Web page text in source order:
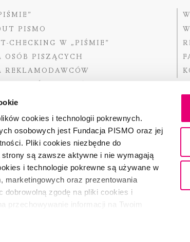
cookies i technologii pokrewnych.
osobowych jest Fundacja PISMO oraz jej
Pliki cookies niezbędne do
strony są zawsze aktywne i nie wymagają
i technologie pokrewne są używane w
marketingowych oraz prezentowania
dobrowolną zgodę na pliki cookies i
przechowywanie informacji na Twoim
pokrewne możesz w każdej chwili
PISMO
CHECKING W „PIŚMIE”
OSÓB PISZĄCYCH
REKLAMODAWCÓW